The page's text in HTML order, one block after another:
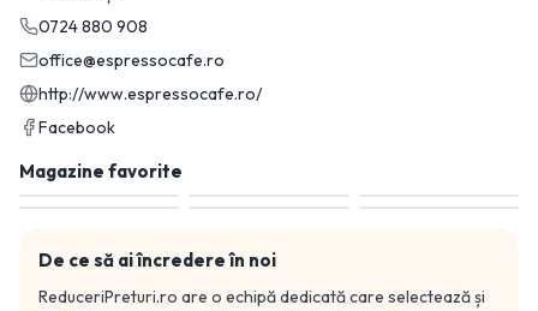
0724 880 908
office@espressocafe.ro
http://www.espressocafe.ro/
Facebook
Magazine favorite
De ce să ai încredere în noi
ReduceriPreturi.ro are o echipă dedicată care selectează și